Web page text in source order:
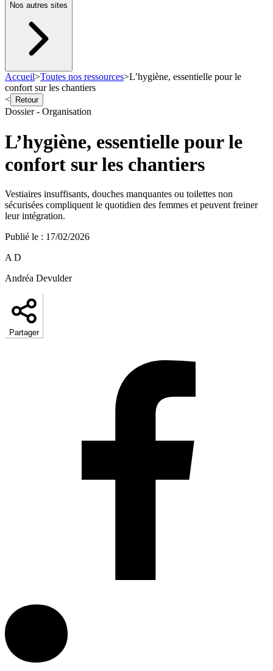
Nos autres sites
Accueil>Toutes nos ressources>L’hygiène, essentielle pour le
confort sur les chantiers
<
Retour
Dossier - Organisation
L’hygiène, essentielle pour le
confort sur les chantiers
Vestiaires insuffisants, douches manquantes ou toilettes non
sécurisées compliquent le quotidien des femmes et peuvent freiner
leur intégration.
Publié le : 17/02/2026
A D
Andréa Devulder
Partager